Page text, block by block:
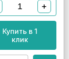
+
Купить в 1
клик